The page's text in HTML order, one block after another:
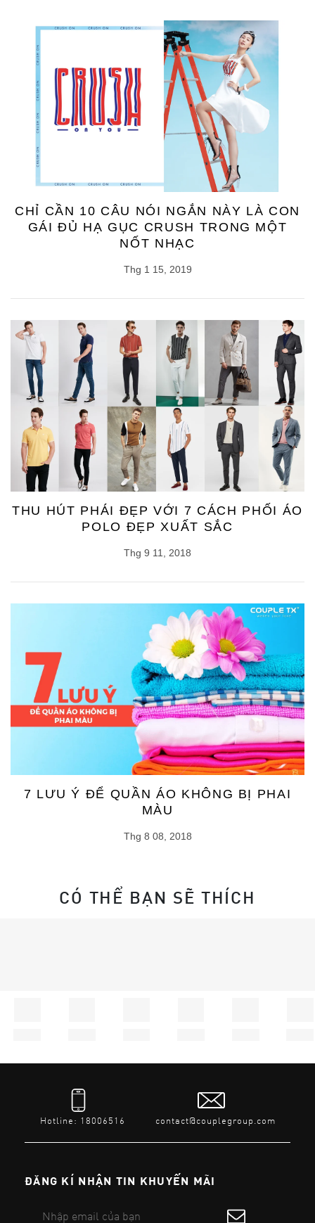
CHỈ CẦN 10 CÂU NÓI NGẮN NÀY LÀ CON
GÁI ĐỦ HẠ GỤC CRUSH TRONG MỘT
NỐT NHẠC
Thg 1 15, 2019
THU HÚT PHÁI ĐẸP VỚI 7 CÁCH PHỐI ÁO
POLO ĐẸP XUẤT SẮC
Thg 9 11, 2018
7 LƯU Ý ĐỂ QUẦN ÁO KHÔNG BỊ PHAI
MÀU
Thg 8 08, 2018
CÓ THỂ BẠN SẼ THÍCH
Hotline: 18006516 contact@couplegroup.com
ĐĂNG KÍ NHẬN TIN KHUYẾN MÃI